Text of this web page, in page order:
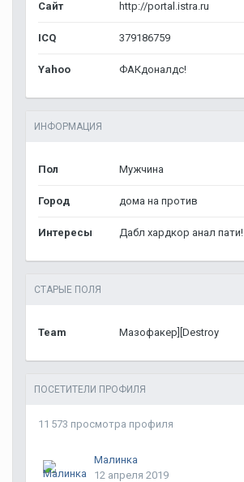
Сайт http://portal.istra.ru
ICQ 379186759
Yahoo ФАКдоналдс!
ИНФОРМАЦИЯ
Пол Мужчина
Город дома на против
Интересы Дабл хардкор анал пати!
СТАРЫЕ ПОЛЯ
Team Мазофакер][Destroy
ПОСЕТИТЕЛИ ПРОФИЛЯ
11 573 просмотра профиля
Малинка
12 апреля 2019